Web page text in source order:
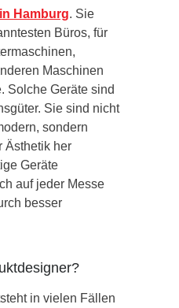
Hamburg. Sie
Büros, für
Maschinen
Solche Geräte sind
Sie sind nicht
sondern
Ästhetik her
Geräte
auf jeder Messe
besser
in vielen Fällen